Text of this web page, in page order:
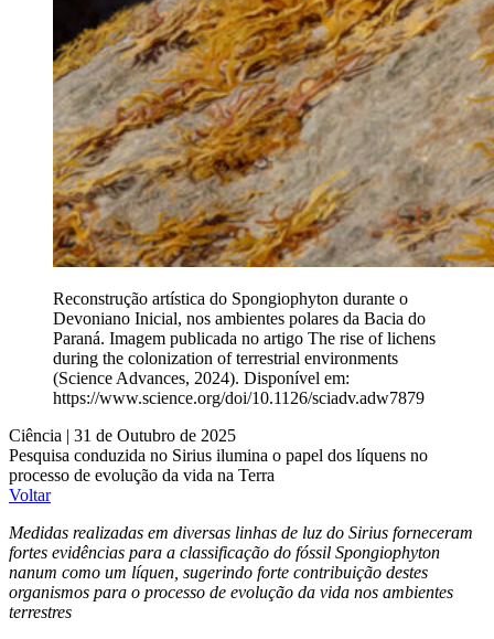
Reconstrução artística do Spongiophyton durante o
Devoniano Inicial, nos ambientes polares da Bacia do
Paraná. Imagem publicada no artigo The rise of lichens
during the colonization of terrestrial environments
(Science Advances, 2024). Disponível em:
https://www.science.org/doi/10.1126/sciadv.adw7879
Ciência | 31 de Outubro de 2025
Pesquisa conduzida no Sirius ilumina o papel dos líquens no
processo de evolução da vida na Terra
Voltar
Medidas realizadas em diversas linhas de luz do Sirius forneceram
fortes evidências para a classificação do fóssil Spongiophyton
nanum como um líquen, sugerindo forte contribuição destes
organismos para o processo de evolução da vida nos ambientes
terrestres